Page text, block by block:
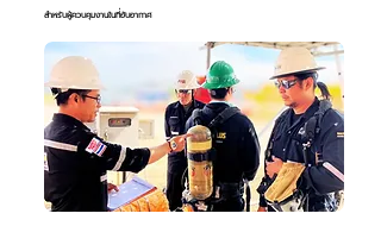
สำหรับผู้ควบคุมงานในที่อับอากาศ